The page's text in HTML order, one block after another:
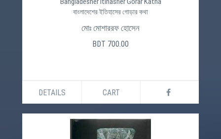
বাংলাদেশের ইতিহাসের গোড়ার কথা
মোঃ মোশাররফ হোসেন
BDT 700.00
DETAILS CART